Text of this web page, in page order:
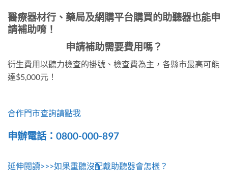
醫療器材行、藥局及網購平台購買的助聽器也能申
請補助唷！
申請補助需要費用嗎？
衍生費用以聽力檢查的掛號、檢查費為主，各縣市最高可能
達$5,000元！
合作門市查詢請點我
申辦電話：0800-000-897
延伸閱讀>>>如果重聽沒配戴助聽器會怎樣？